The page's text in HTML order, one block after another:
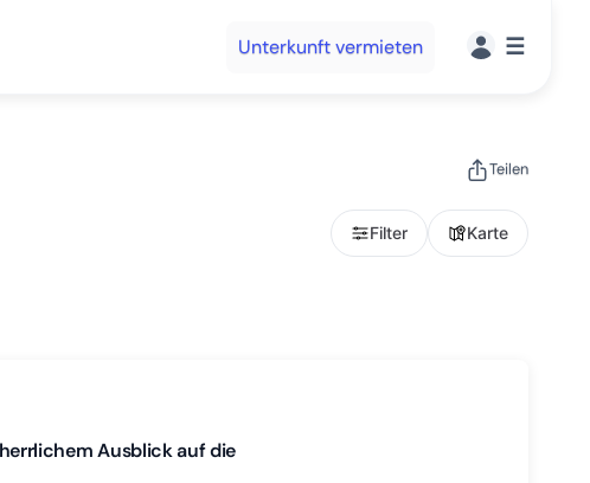
Unterkunft vermieten ☰
Teilen
Filter Karte
Ausblick auf die